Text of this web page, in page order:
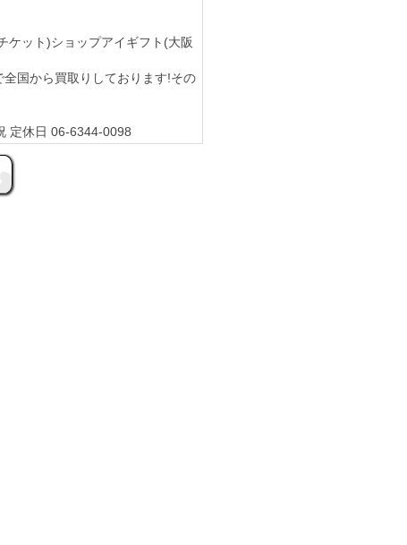
ケット)ショップアイギフト(大阪
国から買取りしております!その
定休日 06-6344-0098